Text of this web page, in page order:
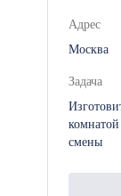
Адрес
Москва
Задача
смены